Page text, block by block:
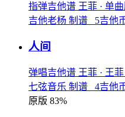
指弹吉他谱 王菲 · 单
吉他老杨 制谱 5吉他
人间
弹唱吉他谱 王菲 · 王菲
七弦音乐 制谱 4吉他
原版 83%